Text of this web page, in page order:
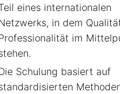
eines internationalen
in dem
im
Schulung basiert auf